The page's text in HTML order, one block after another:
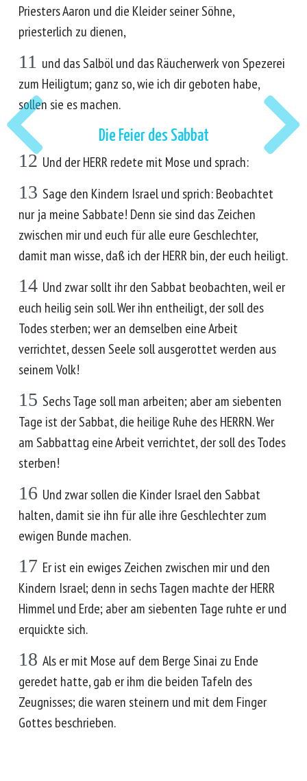
Priesters Aaron und die Kleider seiner Söhne,
priesterlich zu dienen,
11 und das Salböl und das Räucherwerk von Spezerei
zum Heiligtum; ganz so, wie ich dir geboten habe,
sollen sie es machen.
Die Feier des Sabbat
12 Und der HERR redete mit Mose und sprach:
13 Sage den Kindern Israel und sprich: Beobachtet
nur ja meine Sabbate! Denn sie sind das Zeichen
zwischen mir und euch für alle eure Geschlechter,
damit man wisse, daß ich der HERR bin, der euch heiligt.
14 Und zwar sollt ihr den Sabbat beobachten, weil er
euch heilig sein soll. Wer ihn entheiligt, der soll des
Todes sterben; wer an demselben eine Arbeit
verrichtet, dessen Seele soll ausgerottet werden aus
seinem Volk!
15 Sechs Tage soll man arbeiten; aber am siebenten
Tage ist der Sabbat, die heilige Ruhe des HERRN. Wer
am Sabbattag eine Arbeit verrichtet, der soll des Todes
sterben!
16 Und zwar sollen die Kinder Israel den Sabbat
halten, damit sie ihn für alle ihre Geschlechter zum
ewigen Bunde machen.
17 Er ist ein ewiges Zeichen zwischen mir und den
Kindern Israel; denn in sechs Tagen machte der HERR
Himmel und Erde; aber am siebenten Tage ruhte er und
erquickte sich.
18 Als er mit Mose auf dem Berge Sinai zu Ende
geredet hatte, gab er ihm die beiden Tafeln des
Zeugnisses; die waren steinern und mit dem Finger
Gottes beschrieben.